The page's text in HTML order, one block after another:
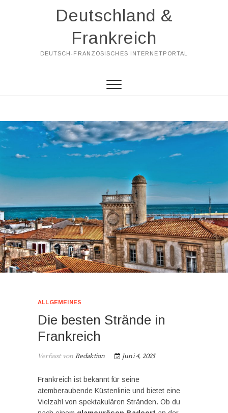
Deutschland &
Frankreich
DEUTSCH-FRANZÖSISCHES INTERNETPORTAL
ALLGEMEINES
Die besten Strände in
Frankreich
Verfasst von Redaktion Juni 4, 2025
Frankreich ist bekannt für seine
atemberaubende Küstenlinie und bietet eine
Vielzahl von spektakulären Stränden. Ob du